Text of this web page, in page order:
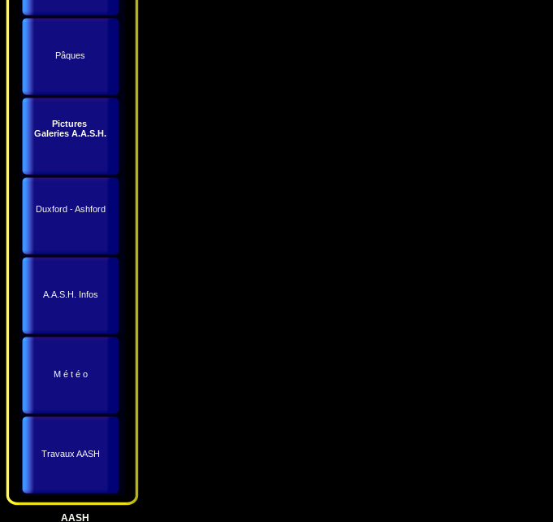
Pâques
Pictures
Galeries A.A.S.H.
Duxford - Ashford
A.A.S.H. Infos
M é t é o
Travaux AASH
AASH